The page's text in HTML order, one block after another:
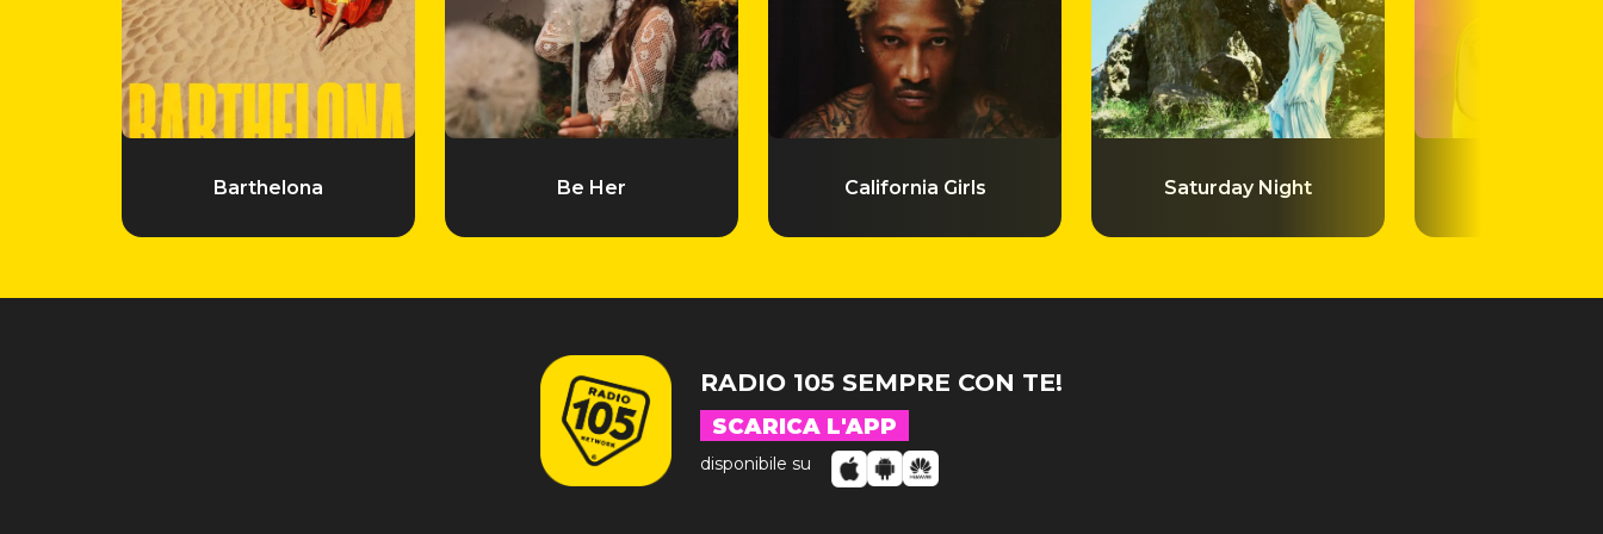
Barthelona Be Her California Girls Saturday Night
RADIO 105 SEMPRE CON TE!
SCARICA L'APP
disponibile su